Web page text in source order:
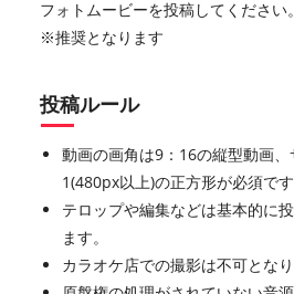
フォトムービーを投稿してください。
※推奨となります
投稿ルール
動画の画角は9：16の縦型動画、
1(480px以上)の正方形が必須です
テロップや編集などは基本的に
ます。
カラオケ店での撮影は不可となり